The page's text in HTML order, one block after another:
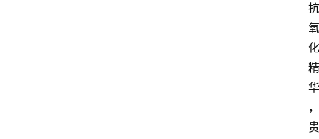
抗
氧
化
精
华
，
贵